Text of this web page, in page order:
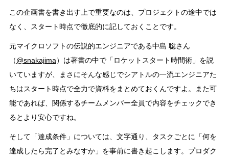
この企画書を書き出す上で重要なのは、プロジェクトの途中では
なく、スタート時点で徹底的に記しておくことです。
元マイクロソフトの伝説的エンジニアである中島 聡さん
（@snakajima）は著書の中で「ロケットスタート時間術」を説
いていますが、まさにそんな感じでシアトルの一流エンジニアた
ちはスタート時点で全力で資料をまとめておくんですよ。また可
能であれば、関係するチームメンバー全員で内容をチェックでき
るとより安心ですね。
そして「達成条件」については、文字通り、タスクごとに「何を
達成したら完了とみなすか」を事前に書き起こします。プロダク